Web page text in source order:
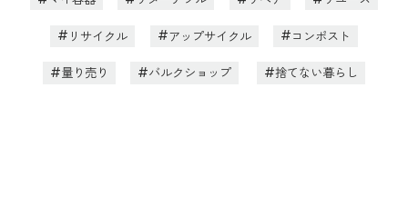
リサイクル アップサイクル コンポスト
量り売り バルクショップ 捨てない暮らし